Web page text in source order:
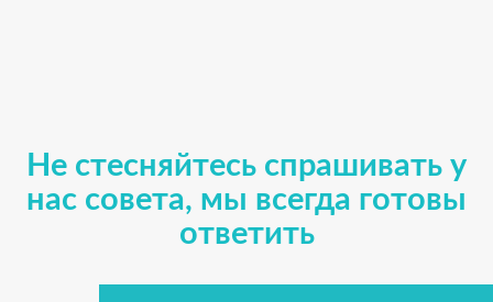
Не стесняйтесь спрашивать у
нас совета, мы всегда готовы
ответить